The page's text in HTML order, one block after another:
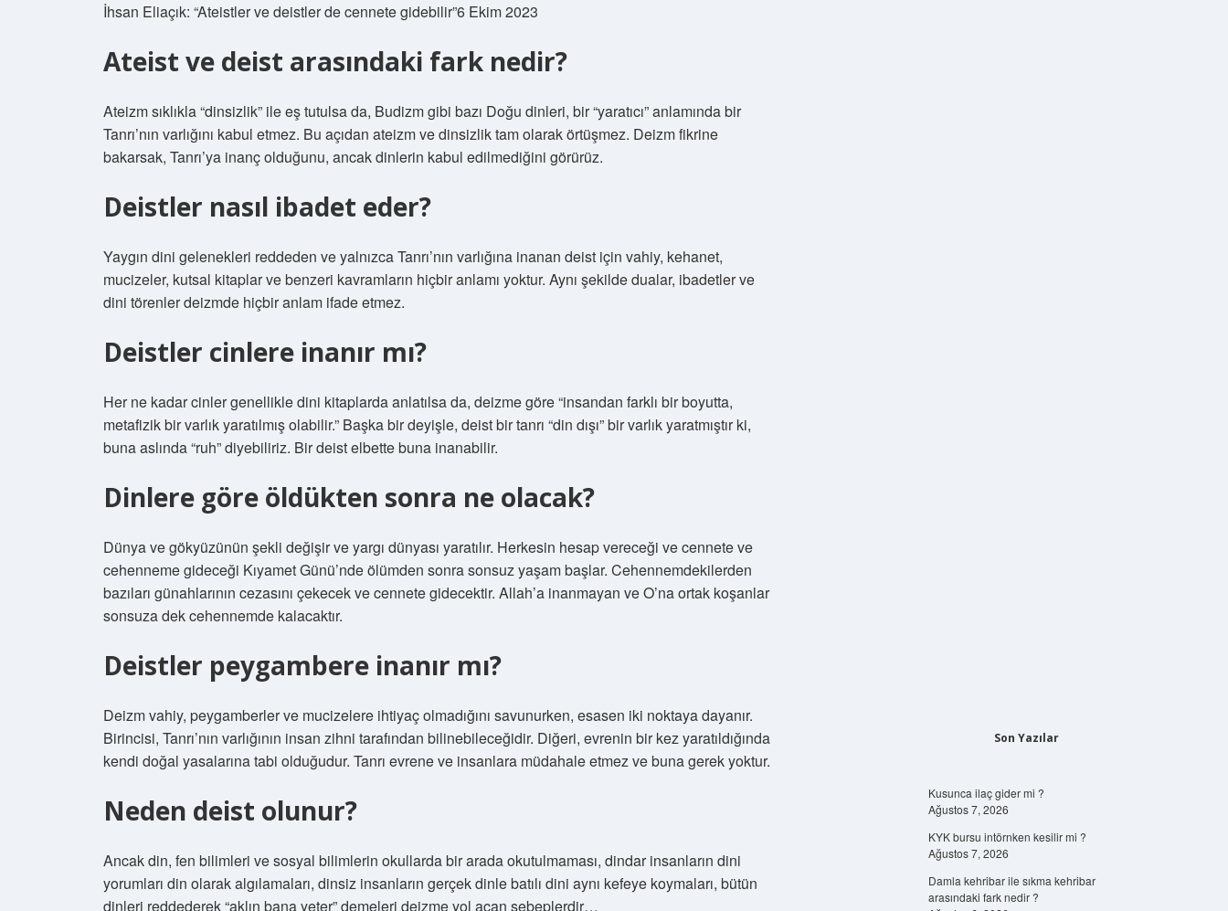
İhsan Eliaçık: “Ateistler ve deistler de cennete gidebilir”6 Ekim 2023
Ateist ve deist arasındaki fark nedir?
Ateizm sıklıkla “dinsizlik” ile eş tutulsa da, Budizm gibi bazı Doğu dinleri, bir “yaratıcı” anlamında bir
Tanrı’nın varlığını kabul etmez. Bu açıdan ateizm ve dinsizlik tam olarak örtüşmez. Deizm fikrine
bakarsak, Tanrı’ya inanç olduğunu, ancak dinlerin kabul edilmediğini görürüz.
Deistler nasıl ibadet eder?
Yaygın dini gelenekleri reddeden ve yalnızca Tanrı’nın varlığına inanan deist için vahiy, kehanet,
mucizeler, kutsal kitaplar ve benzeri kavramların hiçbir anlamı yoktur. Aynı şekilde dualar, ibadetler ve
dini törenler deizmde hiçbir anlam ifade etmez.
Deistler cinlere inanır mı?
Her ne kadar cinler genellikle dini kitaplarda anlatılsa da, deizme göre “insandan farklı bir boyutta,
metafizik bir varlık yaratılmış olabilir.” Başka bir deyişle, deist bir tanrı “din dışı” bir varlık yaratmıştır ki,
buna aslında “ruh” diyebiliriz. Bir deist elbette buna inanabilir.
Dinlere göre öldükten sonra ne olacak?
Dünya ve gökyüzünün şekli değişir ve yargı dünyası yaratılır. Herkesin hesap vereceği ve cennete ve
cehenneme gideceği Kıyamet Günü’nde ölümden sonra sonsuz yaşam başlar. Cehennemdekilerden
bazıları günahlarının cezasını çekecek ve cennete gidecektir. Allah’a inanmayan ve O’na ortak koşanlar
sonsuza dek cehennemde kalacaktır.
Deistler peygambere inanır mı?
Deizm vahiy, peygamberler ve mucizelere ihtiyaç olmadığını savunurken, esasen iki noktaya dayanır.
Birincisi, Tanrı’nın varlığının insan zihni tarafından bilinebileceğidir. Diğeri, evrenin bir kez yaratıldığında
kendi doğal yasalarına tabi olduğudur. Tanrı evrene ve insanlara müdahale etmez ve buna gerek yoktur.
Neden deist olunur?
Ancak din, fen bilimleri ve sosyal bilimlerin okullarda bir arada okutulmaması, dindar insanların dini
yorumları din olarak algılamaları, dinsiz insanların gerçek dinle batılı dini aynı kefeye koymaları, bütün
dinleri reddederek “aklın bana yeter” demeleri deizme yol açan sebeplerdir…
Son Yazılar
Kusunca ilaç gider mi ?
Ağustos 7, 2026
KYK bursu intörnken kesilir mi ?
Ağustos 7, 2026
Damla kehribar ile sıkma kehribar
arasındaki fark nedir ?